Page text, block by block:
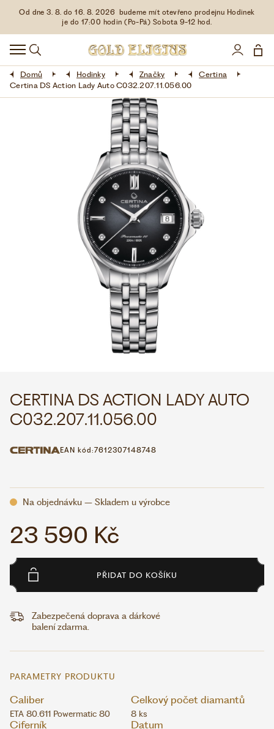
Od dne 3. 8. do 16. 8. 2026 budeme mít otevřeno prodejnu Hodinek
je do 17:00 hodin (Po-Pá) Sobota 9-12 hod.
HODINKY
DOPLŇKY
ŠPERKY
LIMITOVANÉ EDICE
VŠE O NÁKUPU
WHATSAPP
VOLEJTE 9:00–18:00+420 775 138 346
Domů Hodinky Značky
Certina
Certina DS Action Lady Auto C032.207.11.056.00
CERTINA DS ACTION LADY AUTO
C032.207.11.056.00
EAN kód:7612307148748
Na objednávku – Skladem u výrobce
23 590 Kč
PŘIDAT DO KOŠÍKU
Zabezpečená doprava a dárkové
balení zdarma.
PARAMETRY PRODUKTU
Caliber
ETA 80.611 Powermatic 80
Celkový počet diamantů
8 ks
Ciferník Datum